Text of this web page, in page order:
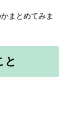
まとめてみま
と